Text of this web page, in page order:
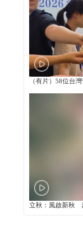
（有片）58位台
立秋：風啟新秋